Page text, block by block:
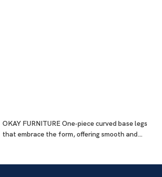
OKAY FURNITURE One‑piece curved base legs
that embrace the form, offering smooth and